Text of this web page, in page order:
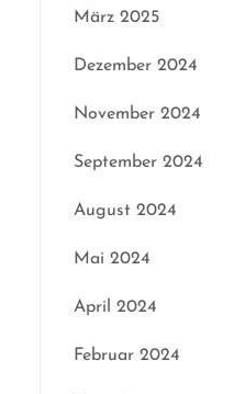
März 2025
Dezember 2024
November 2024
September 2024
August 2024
Mai 2024
April 2024
Februar 2024